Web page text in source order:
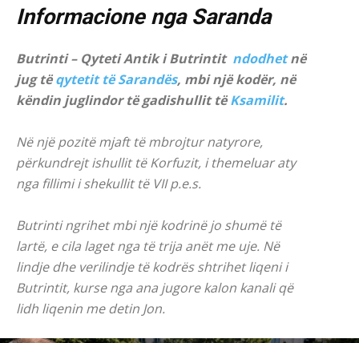
Informacione nga Saranda
Butrinti – Qyteti Antik i Butrintit ndodhetnë
jug tëqytetit të Sarandës, mbi një kodër, në
këndin juglindor të gadishullit tëKsamilit.
Në një pozitë mjaft të mbrojtur natyrore,
përkundrejt ishullit të Korfuzit, i themeluar aty
nga fillimi i shekullit të VII p.e.s.
Butrinti ngrihet mbi një kodrinë jo shumë të
lartë, e cila laget nga të trija anët me uje. Në
lindje dhe verilindje të kodrës shtrihet liqeni i
Butrintit, kurse nga ana jugore kalon kanali që
lidh liqenin me detin Jon.